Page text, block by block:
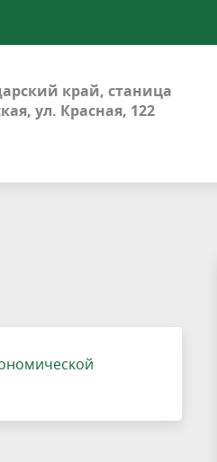
край, станица
ул. Красная, 122